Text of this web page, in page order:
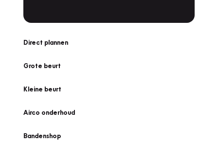
Direct plannen
Grote beurt
Kleine beurt
Airco onderhoud
Bandenshop